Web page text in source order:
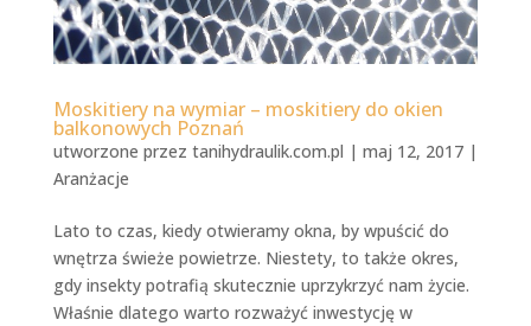
Moskitiery na wymiar – moskitiery do okien
balkonowych Poznań
utworzone przez tanihydraulik.com.pl | maj 12, 2017|
Aranżacje
Lato to czas, kiedy otwieramy okna, by wpuścić do
wnętrza świeże powietrze. Niestety, to także okres,
gdy insekty potrafią skutecznie uprzykrzyć nam życie.
Właśnie dlatego warto rozważyć inwestycję w